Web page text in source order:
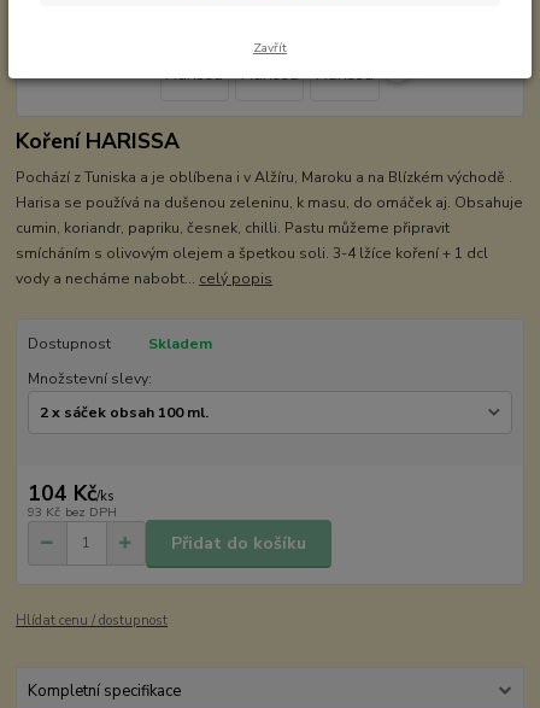
Koření HARISSA
Pochází z Tuniska a je oblíbena i v Alžíru, Maroku a na Blízkém východě .
Harisa se používá na dušenou zeleninu, k masu, do omáček aj. Obsahuje
cumin, koriandr, papriku, česnek, chilli. Pastu můžeme připravit
smícháním s olivovým olejem a špetkou soli. 3-4 lžíce koření + 1 dcl
vody a necháme nabobt... celý popis
Dostupnost
Skladem
Množstevní slevy:
104 Kč/ks
93 Kč bez DPH
Přidat do košíku
Hlídat cenu / dostupnost
Kompletní specifikace
Zavřít